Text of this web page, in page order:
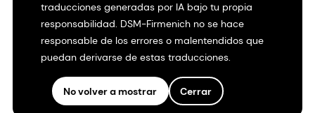
traducciones generadas por IA bajo tu propia
responsabilidad. DSM-Firmenich no se hace
responsable de los errores o malentendidos que
puedan derivarse de estas traducciones.
No volver a mostrar Cerrar
Declaración de accesibilidad
Información jurídica
Mapa del sitio